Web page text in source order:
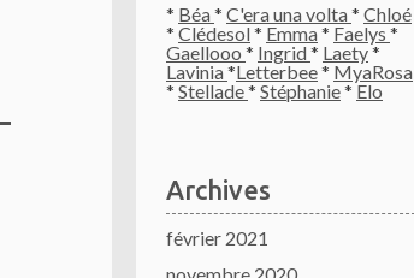
* Béa* C'era una volta* Chloé
* Clédesol* Emma* Faelys *
Gaellooo * Ingrid* Laety*
Lavinia*Letterbee* MyaRosa
* Stellade* Stéphanie*Elo
Archives
février 2021
novembre 2020